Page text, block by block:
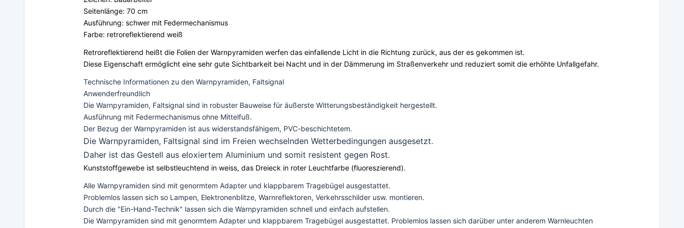
Seitenlänge: 70 cm
Ausführung: schwer mit Federmechanismus
Farbe: retroreflektierend weiß
Retroreflektierend heißt die Folien der Warnpyramiden werfen das einfallende Licht in die Richtung zurück, aus der es gekommen ist.
Diese Eigenschaft ermöglicht eine sehr gute Sichtbarkeit bei Nacht und in der Dämmerung im Straßenverkehr und reduziert somit die erhöhte Unfallgefahr.
Technische Informationen zu den Warnpyramiden, Faltsignal
Anwenderfreundlich
Die Warnpyramiden, Faltsignal sind in robuster Bauweise für äußerste Witterungsbeständigkeit hergestellt.
Ausführung mit Federmechanismus ohne Mittelfuß.
Der Bezug der Warnpyramiden ist aus widerstandsfähigem, PVC-beschichtetem.
Die Warnpyramiden, Faltsignal sind im Freien wechselnden Wetterbedingungen ausgesetzt.
Daher ist das Gestell aus eloxiertem Aluminium und somit resistent gegen Rost.
Kunststoffgewebe ist selbstleuchtend in weiss, das Dreieck in roter Leuchtfarbe (fluoreszierend).
Alle Warnpyramiden sind mit genormtem Adapter und klappbarem Tragebügel ausgestattet.
Problemlos lassen sich so Lampen, Elektronenblitze, Warnreflektoren, Verkehrsschilder usw. montieren.
Durch die "Ein-Hand-Technik" lassen sich die Warnpyramiden schnell und einfach aufstellen.
Die Warnpyramiden sind mit genormtem Adapter und klappbarem Tragebügel ausgestattet. Problemlos lassen sich darüber unter anderem Warnleuchten